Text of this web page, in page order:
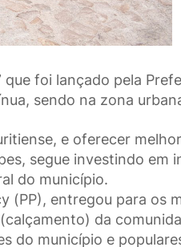
foi lançado pela
sendo na zona
e oferecer
segue investindo em
do município.
(PP), entregou para os
da
do município e